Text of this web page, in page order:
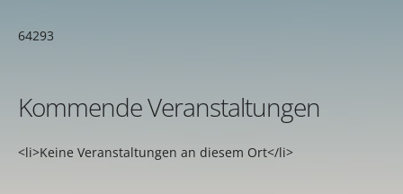
64293
Kommende Veranstaltungen
<li>Keine Veranstaltungen an diesem Ort</li>